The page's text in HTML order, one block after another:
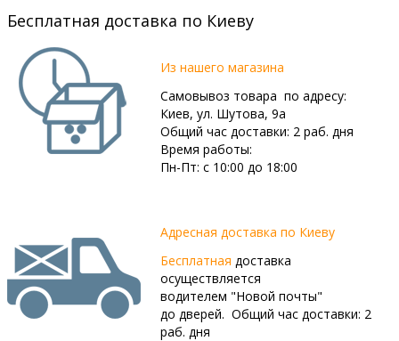
+38-068-902-76-79
Корзина
Бесплатная доставка по Киеву
Из нашего магазина
Самовывоз товара по адресу:
Киев, ул. Шутова, 9а
Общий час доставки: 2 раб. дня
Время работы:
Пн-Пт: c 10:00 до 18:00
Адресная доставка по Киеву
Бесплатная доставка
осуществляется
водителем "Новой почты"
до дверей. Общий час доставки: 2
раб. дня